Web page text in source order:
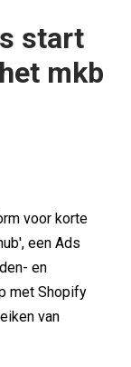
start
mkb
voor korte
een Ads
en
met Shopify
van